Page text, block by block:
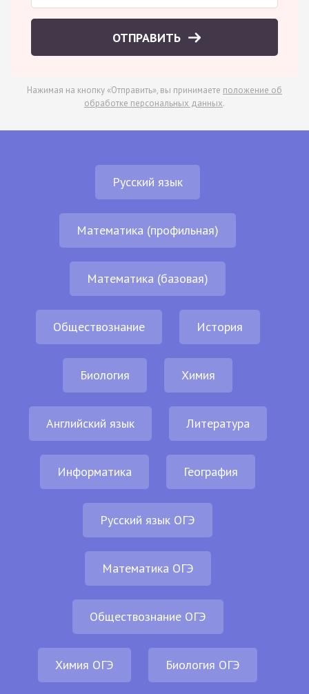
ОТПРАВИТЬ
Нажимая на кнопку «Отправить», вы принимаете положение об
обработке персональных данных.
Русский язык
Математика (профильная)
Математика (базовая)
Обществознание История
Биология Химия
Английский язык Литература
Информатика География
Русский язык ОГЭ
Математика ОГЭ
Обществознание ОГЭ
Химия ОГЭ Биология ОГЭ